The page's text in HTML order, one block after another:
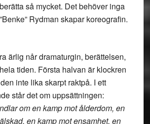
så mycket. Det behöver inga
Rydman skapar koreografin.
ärlig når dramaturgin, berättelsen,
tiden. Första halvan är klockren
inte lika skarpt raktpå. I ett
står det om uppsättningen:
om en kamp mot ålderdom, en
en kamp mot ensamhet, en